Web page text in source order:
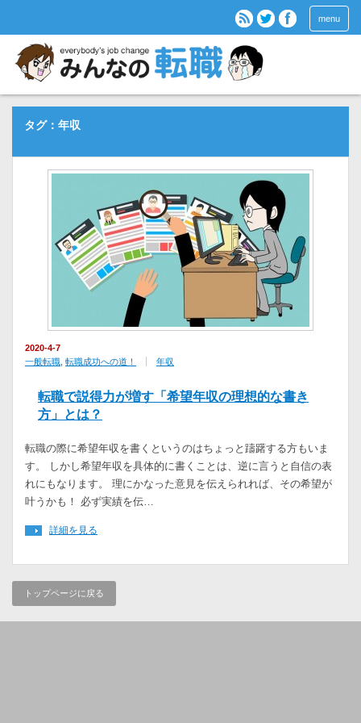
menu
タグ：年収
2020-4-7
一般転職 転職成功への道！ 年収
転職で説得力が増す「希望年収の理想的な書き
方」とは？
転職の際に希望年収を書くというのはちょっと躊躇する方もいま
す。 しかし希望年収を具体的に書くことは、逆に言うと自信の表
れにもなります。 理にかなった意見を伝えられれば、その希望が
叶うかも！ 必ず実績を伝…
詳細を見る
トップページに戻る